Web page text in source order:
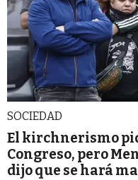
SOCIEDAD
El kirchnerismo
Congreso, pero
dijo que se hará